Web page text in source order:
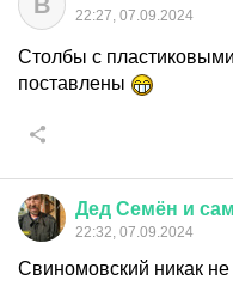
22:27, 07.09.2024
Столбы с
поставлены
Дед Семён и
22:32, 07.09.2024
Свиномовский никак не